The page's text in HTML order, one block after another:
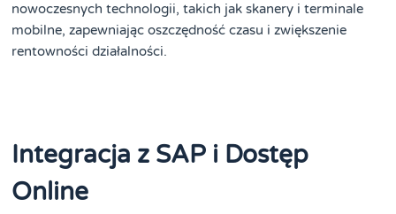
nowoczesnych technologii, takich jak skanery i terminale
mobilne, zapewniając oszczędność czasu i zwiększenie
rentowności działalności​​.
Integracja z SAP i Dostęp
Online